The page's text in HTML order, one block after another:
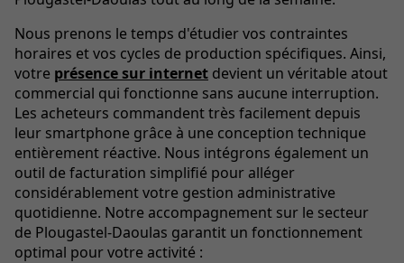
Nous prenons le temps d'étudier vos contraintes
horaires et vos cycles de production spécifiques. Ainsi,
votre présence sur internet devient un véritable atout
commercial qui fonctionne sans aucune interruption.
Les acheteurs commandent très facilement depuis
leur smartphone grâce à une conception technique
entièrement réactive. Nous intégrons également un
outil de facturation simplifié pour alléger
considérablement votre gestion administrative
quotidienne. Notre accompagnement sur le secteur
de Plougastel-Daoulas garantit un fonctionnement
optimal pour votre activité :